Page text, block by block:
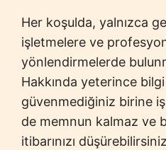
Her koşulda, yalnızca
işletmelere ve
yönlendirmelerde
Hakkında yeterince bilgi
güvenmediğiniz birine
de memnun kalmaz ve
itibarınızı